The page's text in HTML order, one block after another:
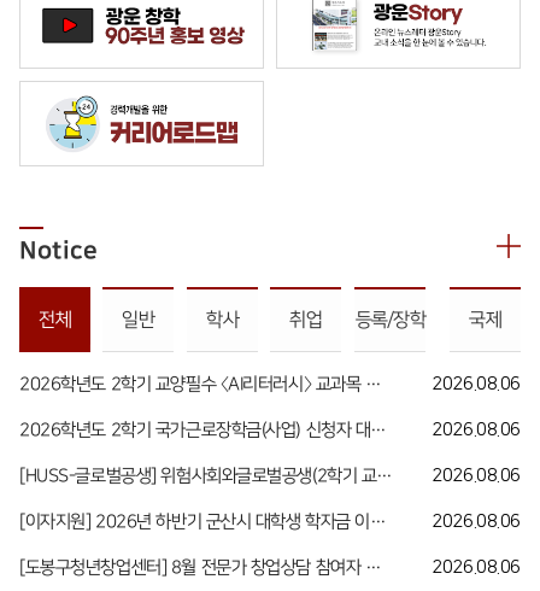
Notice
전체
2026학년도 2학기 교양필수 〈AI리터러시〉 교과목 수강 안내 2026.08.06
2026학년도 2학기 국가근로장학금(사업) 신청자 대상 희망근로기관(근로지) 신청 안내 2026.08.06
[HUSS-글로벌공생] 위험사회와글로벌공생(2학기 교과목) 수강 신청 안내(~8월 21일까지) 2026.08.06
[이자지원] 2026년 하반기 군산시 대학생 학자금 이자 지원사업 안내 2026.08.06
[도봉구청년창업센터] 8월 전문가 창업상담 참여자 모집 2026.08.06
일반 학사 취업 등록/장학 국제